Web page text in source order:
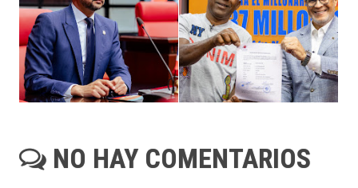
NO HAY COMENTARIOS